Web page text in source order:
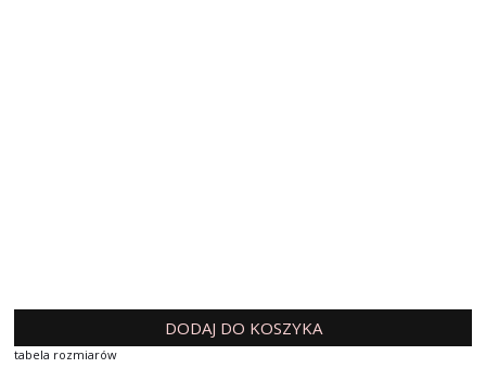
DODAJ DO KOSZYKA
tabela rozmiarów